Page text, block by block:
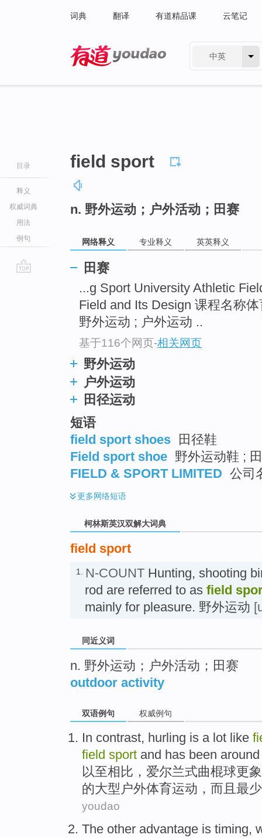
词典 翻译 有道精品课 云笔记
中英
目录
释义
权威词典
用法
例句
field sport
n. 野外运动；户外活动；田赛
网络释义 专业释义 英英释义
田赛
...g Sport University Athletic
Field and Its Design 课程名称
野外运动 ; 户外运动 ..
基于116个网页-相关网页
野外运动
户外运动
田径运动
短语
field sport shoes
田径鞋
Field sport shoe 野外运动鞋 ;
FIELD & SPORT LIMITED 公司
更多网络短语
柯林斯英汉双解大词典
field sport
1. N-COUNT Hunting, shooting
rod are referred to as field
mainly for pleasure. 野外运动
同近义词
n. 野外运动；户外活动；田赛
outdoor activity
双语例句 权威例句
In contrast, hurling is alot like
field sport and has been
以至相比 ，爱尔兰式曲棍球更
的大型 户外体育运动， 而且 最少
youdao
The other advantage is timing,